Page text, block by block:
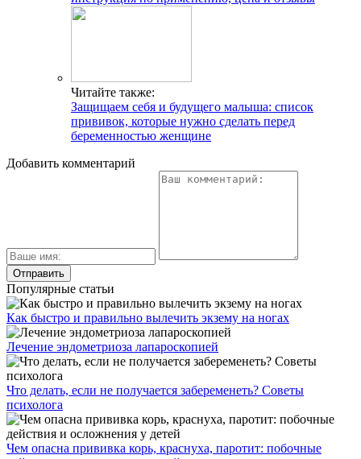
Читайте также:
Защищаем себя и будущего малыша: список
прививок, которые нужно сделать перед
беременностью женщине
Добавить комментарий
Популярные статьи
Как быстро и правильно вылечить экзему на ногах
Лечение эндометриоза лапароскопией
Что делать, если не получается забеременеть? Советы
психолога
Чем опасна прививка корь, краснуха, паротит: побочные